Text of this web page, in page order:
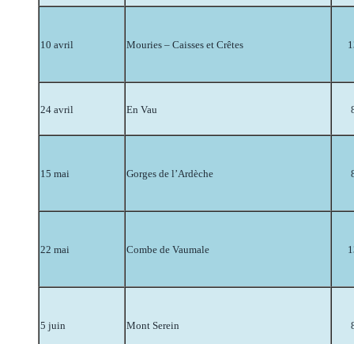
10 avril Mouries – Caisses et Crêtes
24 avril En Vau
15 mai Gorges de l’Ardèche
22 mai Combe de Vaumale
5 juin Mont Serein